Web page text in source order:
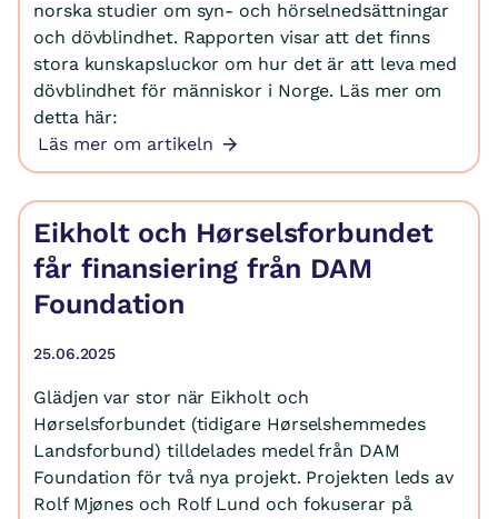
norska studier om syn- och hörselnedsättningar
och dövblindhet. Rapporten visar att det finns
stora kunskapsluckor om hur det är att leva med
dövblindhet för människor i Norge. Läs mer om
detta här:
Läs mer om artikeln
Eikholt och Hørselsforbundet
får finansiering från DAM
Foundation
25.06.2025
Glädjen var stor när Eikholt och
Hørselsforbundet (tidigare Hørselshemmedes
Landsforbund) tilldelades medel från DAM
Foundation för två nya projekt. Projekten leds av
Rolf Mjønes och Rolf Lund och fokuserar på